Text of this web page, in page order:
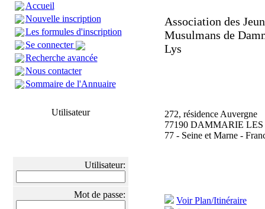
Accueil
Nouvelle inscription
Les formules d'inscription
Se connecter
Recherche avancée
Nous contacter
Sommaire de l'Annuaire
Utilisateur
Utilisateur:
Mot de passe:
Association des
Musulmans de
Lys
272, résidence Auvergne
77190 DAMMARIE LES
77 - Seine et Marne -
Voir Plan/Itinéraire